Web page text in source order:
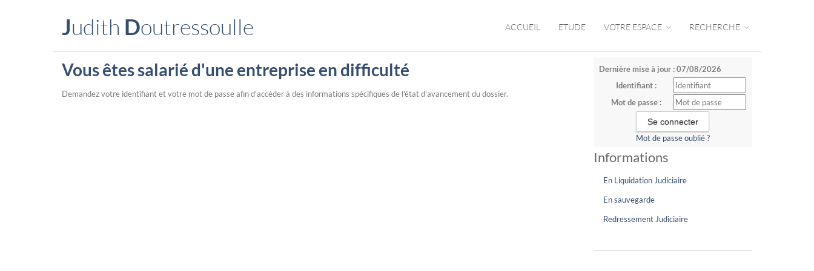
Judith Doutressoulle ACCUEIL ETUDE VOTRE ESPACE RECHERCHE
Dernière mise à jour : 07/08/2026
Identifiant :
Mot de passe :
Mot de passe oublié ?
Informations
En Liquidation Judiciaire
En sauvegarde
Redressement Judiciaire
Vous êtes salarié d'une entreprise en difficulté
Demandez votre identifiant et votre mot de passe afin d'accéder à des informations spécifiques de l'état d'avancement du dossier.